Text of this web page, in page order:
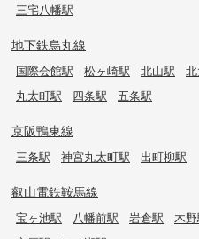
三宅八幡駅
地下鉄烏丸線
国際会館駅 松ヶ崎駅 北山駅
丸太町駅
四条駅 五条駅
京阪鴨東線
三条駅 神宮丸太町駅 出町柳駅
叡山電鉄鞍馬線
宝ヶ池駅 八幡前駅 岩倉駅 木